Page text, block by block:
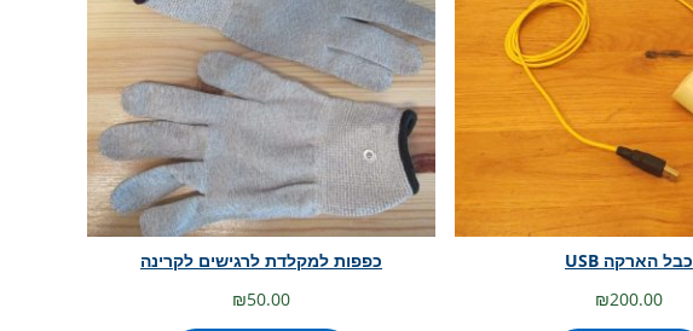
כבל הארקה USB
₪200.00
כפפות למקלדת לרגישים לקרינה
₪50.00